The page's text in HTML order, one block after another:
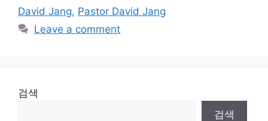
David Jang, Pastor David Jang
Leave a comment
검색
검색